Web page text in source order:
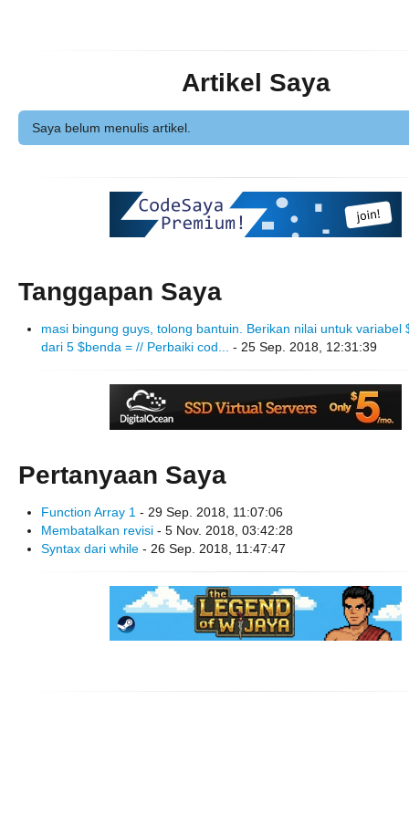
Artikel Saya
Saya belum menulis artikel.
Tanggapan Saya
masi bingung guys, tolong bantuin. Berikan nilai untuk variabel
dari 5 $benda = // Perbaiki cod... - 25 Sep. 2018, 12:31:39
Pertanyaan Saya
Function Array 1 - 29 Sep. 2018, 11:07:06
Membatalkan revisi - 5 Nov. 2018, 03:42:28
Syntax dari while - 26 Sep. 2018, 11:47:47